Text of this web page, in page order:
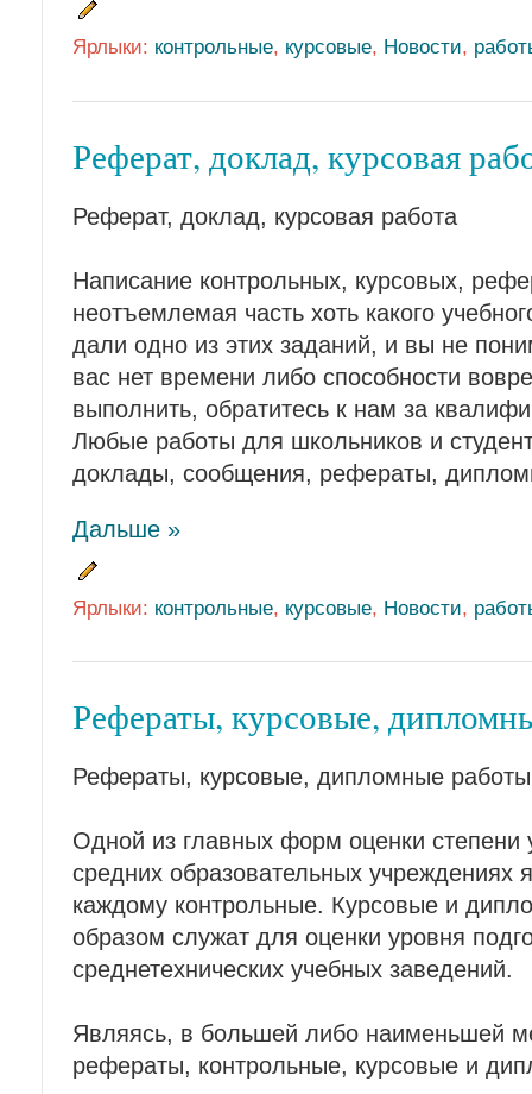
Ярлыки: контрольные, курсовые, Новости,
Реферат, доклад, курсовая
Реферат, доклад, курсовая работа
Написание контрольных, курсовых,
неотъемлемая часть хоть какого
дали одно из этих заданий, и вы не
вас нет времени либо способности
выполнить, обратитесь к нам за
Любые работы для школьников и
доклады, сообщения, рефераты,
Дальше »
Ярлыки: контрольные, курсовые, Новости,
Рефераты, курсовые,
Рефераты, курсовые, дипломные работы
Одной из главных форм оценки степени
средних образовательных учреждениях
каждому контрольные. Курсовые и
образом служат для оценки уровня
среднетехнических учебных заведений.
Являясь, в большей либо наименьшей
рефераты, контрольные, курсовые и